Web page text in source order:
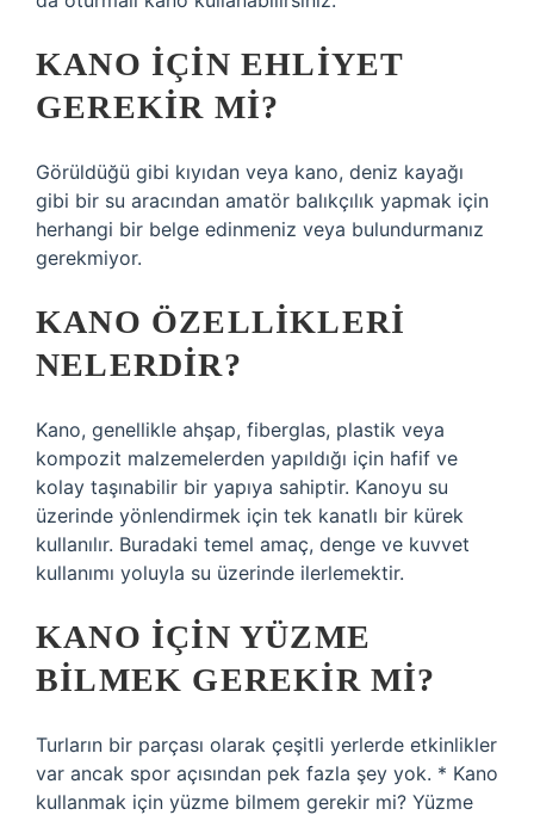
KANO IÇIN EHLIYET
GEREKIR MI?
Görüldüğü gibi kıyıdan veya kano, deniz kayağı
gibi bir su aracından amatör balıkçılık yapmak için
herhangi bir belge edinmeniz veya bulundurmanız
gerekmiyor.
KANO ÖZELLIKLERI
NELERDIR?
Kano, genellikle ahşap, fiberglas, plastik veya
kompozit malzemelerden yapıldığı için hafif ve
kolay taşınabilir bir yapıya sahiptir. Kanoyu su
üzerinde yönlendirmek için tek kanatlı bir kürek
kullanılır. Buradaki temel amaç, denge ve kuvvet
kullanımı yoluyla su üzerinde ilerlemektir.
KANO IÇIN YÜZME
BILMEK GEREKIR MI?
Turların bir parçası olarak çeşitli yerlerde etkinlikler
var ancak spor açısından pek fazla şey yok. * Kano
kullanmak için yüzme bilmem gerekir mi? Yüzme